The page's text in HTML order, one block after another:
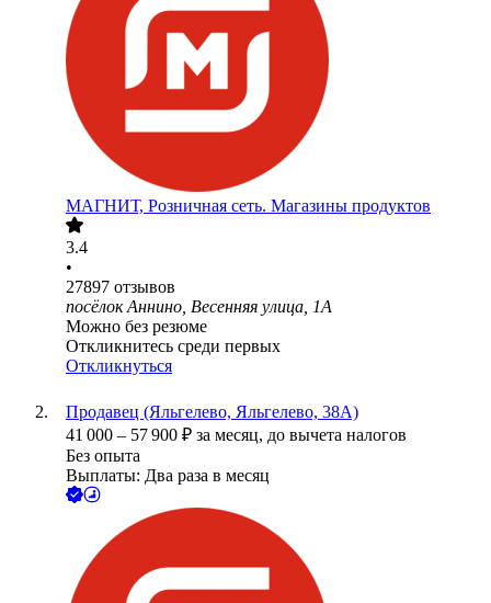
МАГНИТ, Розничная сеть. Магазины продуктов
3.4
•
27897 отзывов
посёлок Аннино, Весенняя улица, 1А
Можно без резюме
Откликнитесь среди первых
Откликнуться
Продавец (Яльгелево, Яльгелево, 38А)
41 000 – 57 900 ₽ за месяц, до вычета налогов
Без опыта
Выплаты: Два раза в месяц